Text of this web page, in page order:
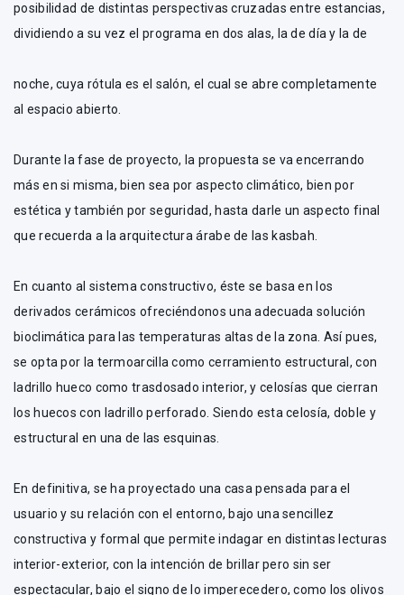
posibilidad de distintas perspectivas cruzadas entre estancias,
dividiendo a su vez el programa en dos alas, la de día y la de
noche, cuya rótula es el salón, el cual se abre completamente
al espacio abierto.
Durante la fase de proyecto, la propuesta se va encerrando
más en si misma, bien sea por aspecto climático, bien por
estética y también por seguridad, hasta darle un aspecto final
que recuerda a la arquitectura árabe de las kasbah.
En cuanto al sistema constructivo, éste se basa en los
derivados cerámicos ofreciéndonos una adecuada solución
bioclimática para las temperaturas altas de la zona. Así pues,
se opta por la termoarcilla como cerramiento estructural, con
ladrillo hueco como trasdosado interior, y celosías que cierran
los huecos con ladrillo perforado. Siendo esta celosía, doble y
estructural en una de las esquinas.
En definitiva, se ha proyectado una casa pensada para el
usuario y su relación con el entorno, bajo una sencillez
constructiva y formal que permite indagar en distintas lecturas
interior-exterior, con la intención de brillar pero sin ser
espectacular, bajo el signo de lo imperecedero, como los olivos